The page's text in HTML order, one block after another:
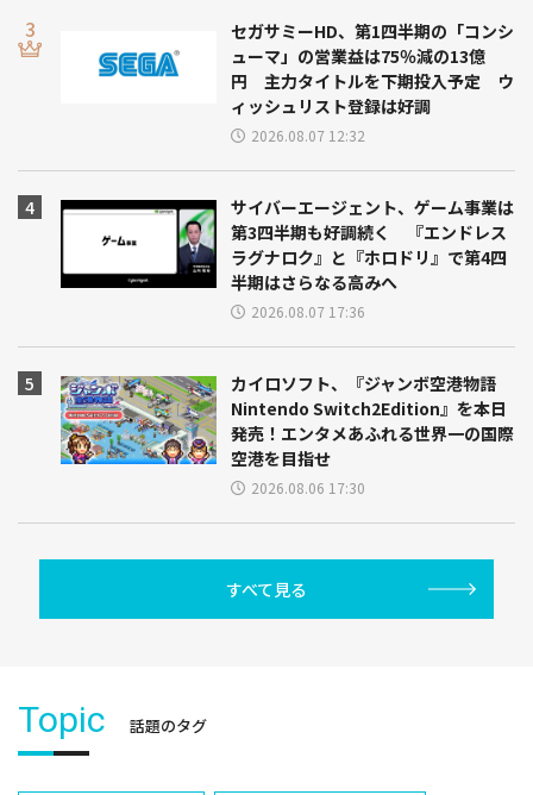
セガサミーHD、第1四半期の「コンシ
ューマ」の営業益は75％減の13億
円 主力タイトルを下期投入予定 ウ
ィッシュリスト登録は好調
2026.08.07 12:32
サイバーエージェント、ゲーム事業は
第3四半期も好調続く 『エンドレス
ラグナロク』と『ホロドリ』で第4四
半期はさらなる高みへ
2026.08.07 17:36
カイロソフト、『ジャンボ空港物語
Nintendo Switch2Edition』を本日
発売！エンタメあふれる世界一の国際
空港を目指せ
2026.08.06 17:30
すべて見る
Topic 話題のタグ